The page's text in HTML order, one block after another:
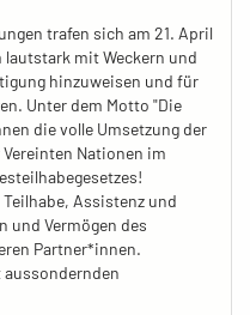
trafen sich am 21. April
lautstark mit Weckern und
hinzuweisen und für
Unter dem Motto "Die
die volle Umsetzung der
Nationen im
Assistenz und
und Vermögen des
Partner*innen.